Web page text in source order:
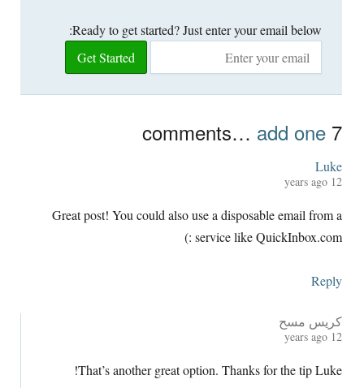
Ready to get started?Just enter your email below
:
7
comments… add one
Luke
12
years ago
Great post! You could also use a disposable email from a
service like QuickInbox.com
:)
Reply
كريس مسح
12
years ago
That’s another great option. Thanks for the tip Luke
!